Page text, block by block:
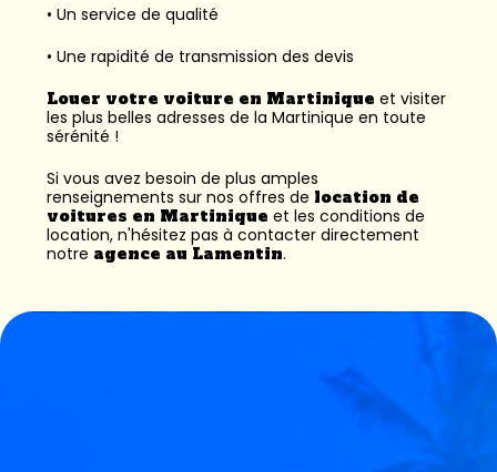
• Un service de qualité
• Une rapidité de transmission des devis
Louer votre voiture en Martinique et visiter
les plus belles adresses de la Martinique en toute
sérénité !
Si vous avez besoin de plus amples
renseignements sur nos offres de location de
voitures en Martinique et les conditions de
location, n'hésitez pas à contacter directement
notre agence au Lamentin.